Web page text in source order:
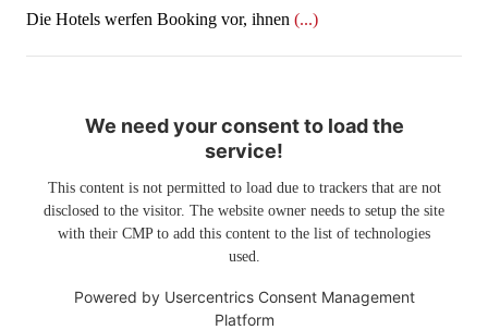
​​​​​​​Die Hotels werfen Booking vor, ihnen (...)
We need your consent to load the
service!
This content is not permitted to load due to trackers that are not
disclosed to the visitor. The website owner needs to setup the site
with their CMP to add this content to the list of technologies
used.
Powered by Usercentrics Consent Management
Platform